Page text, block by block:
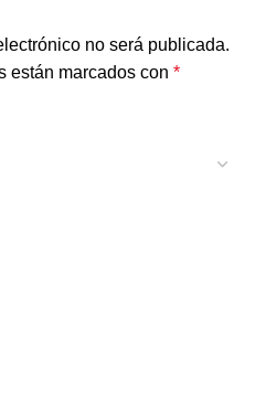
no será publicada.
están marcados con *